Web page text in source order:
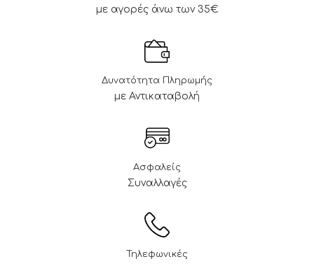
με αγορές άνω των 35€
Δυνατότητα Πληρωμής
με Αντικαταβολή
Ασφαλείς
Συναλλαγές
Τηλεφωνικές